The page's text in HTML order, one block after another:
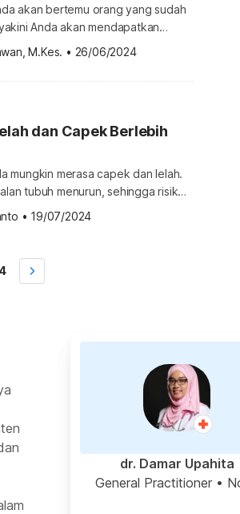
akan bertemu orang yang sudah
Anda akan mendapatkan
ada sesuatu yang membuat Anda
di pipi kiri maupun pipi kanan
pipi kiri dan kanan menurut
M.Kes. • 26/06/2024
dan Capek Berlebih
mungkin merasa capek dan lelah.
tubuh menurun, sehingga risiko
Lalu, adakah cara untuk
berbagai tipsnya di bawah ini.
• 19/07/2024
dr. Damar Upahita
General Practitioner•